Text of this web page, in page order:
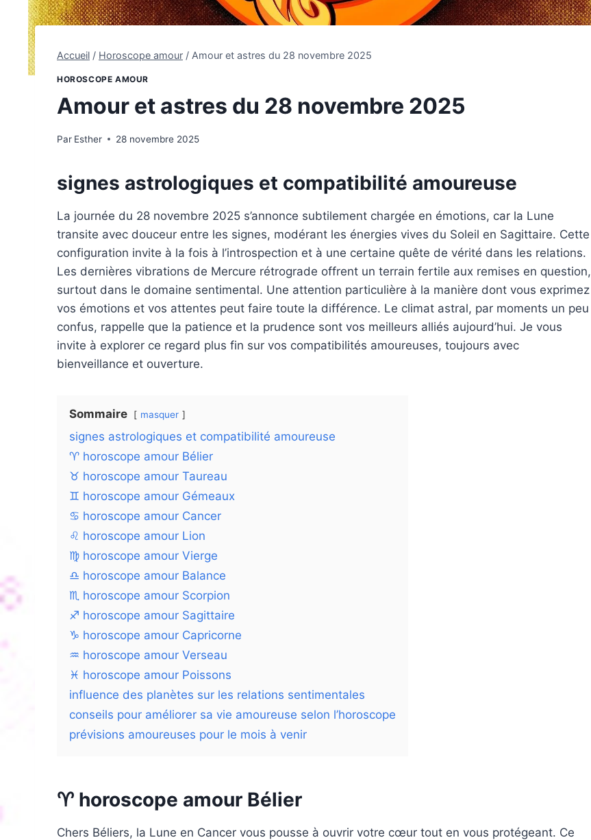
Accueil / Horoscope amour / Amour et astres du 28 novembre 2025
HOROSCOPE AMOUR
Amour et astres du 28 novembre 2025
Par Esther 28 novembre 2025
signes astrologiques et compatibilité amoureuse
La journée du 28 novembre 2025 s’annonce subtilement chargée en émotions, car la Lune
transite avec douceur entre les signes, modérant les énergies vives du Soleil en Sagittaire. Cette
configuration invite à la fois à l’introspection et à une certaine quête de vérité dans les relations.
Les dernières vibrations de Mercure rétrograde offrent un terrain fertile aux remises en question,
surtout dans le domaine sentimental. Une attention particulière à la manière dont vous exprimez
vos émotions et vos attentes peut faire toute la différence. Le climat astral, par moments un peu
confus, rappelle que la patience et la prudence sont vos meilleurs alliés aujourd’hui. Je vous
invite à explorer ce regard plus fin sur vos compatibilités amoureuses, toujours avec
bienveillance et ouverture.
Sommaire masquer
signes astrologiques et compatibilité amoureuse
♈ horoscope amour Bélier
♉ horoscope amour Taureau
♊ horoscope amour Gémeaux
♋ horoscope amour Cancer
♌ horoscope amour Lion
♍ horoscope amour Vierge
♎ horoscope amour Balance
♏ horoscope amour Scorpion
♐ horoscope amour Sagittaire
♑ horoscope amour Capricorne
♒ horoscope amour Verseau
♓ horoscope amour Poissons
influence des planètes sur les relations sentimentales
conseils pour améliorer sa vie amoureuse selon l’horoscope
prévisions amoureuses pour le mois à venir
♈ horoscope amour Bélier
Chers Béliers, la Lune en Cancer vous pousse à ouvrir votre cœur tout en vous protégeant. Ce